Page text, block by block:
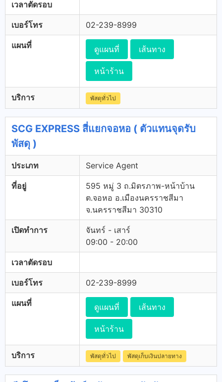
เวลาตัดรอบ
เบอร์โทร 02-239-8999
แผนที่ ดูแผนที่ เส้นทาง
หน้าร้าน
บริการ พัสดุทั่วไป
SCG EXPRESS สี่แยกจอหอ ( ตัวแทนจุดรับ
พัสดุ )
ประเภท Service Agent
ที่อยู่
595 หมู่ 3 ถ.มิตรภาพ-หน้าบ้าน
ต.จอหอ อ.เมืองนครราชสีมา
จ.นครราชสีมา 30310
เปิดทำการ
จันทร์ - เสาร์
09:00 - 20:00
เวลาตัดรอบ
เบอร์โทร 02-239-8999
แผนที่ ดูแผนที่ เส้นทาง
หน้าร้าน
บริการ พัสดุทั่วไป พัสดุเก็บเงินปลายทาง